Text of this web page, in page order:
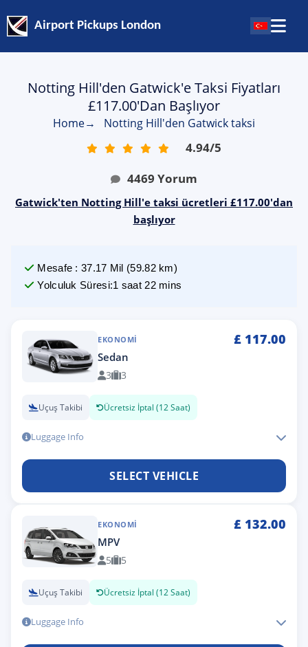
Airport Pickups London
Notting Hill'den Gatwick'e Taksi Fiyatları
£117.00'dan Başlıyor
Home→ Notting Hill'den Gatwick taksi
4.94/5
4469 Yorum
Gatwick'ten Notting Hill'e taksi ücretleri £117.00'dan
başlıyor
Mesafe :37.17 Mil (59.82km)
Yolculuk Süresi:1 saat 22 mins
EKONOMI £ 117.00
Sedan
3 3
Uçuş Takibi Ücretsiz İptal (12 Saat)
Luggage Info
SELECT VEHICLE
EKONOMI £ 132.00
MPV
5 5
Uçuş Takibi Ücretsiz İptal (12 Saat)
Luggage Info